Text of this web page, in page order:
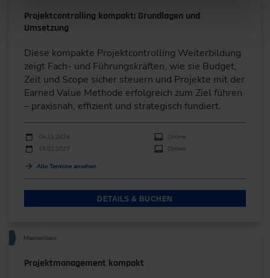
Projektcontrolling kompakt: Grundlagen und
Umsetzung
Diese kompakte Projektcontrolling Weiterbildung
zeigt Fach- und Führungskräften, wie sie Budget,
Zeit und Scope sicher steuern und Projekte mit der
Earned Value Methode erfolgreich zum Ziel führen
– praxisnah, effizient und strategisch fundiert.
Durchführungen
Veranstaltungsdatum
04.11.2026
Online
15.02.2027
Online
Alle Termine ansehen
DETAILS & BUCHEN
Masterclass
Projektmanagement kompakt